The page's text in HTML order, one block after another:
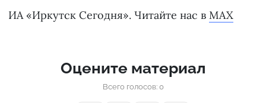
ИА «Иркутск Сегодня». Читайте нас в MAX
Оцените материал
Всего голосов: 0